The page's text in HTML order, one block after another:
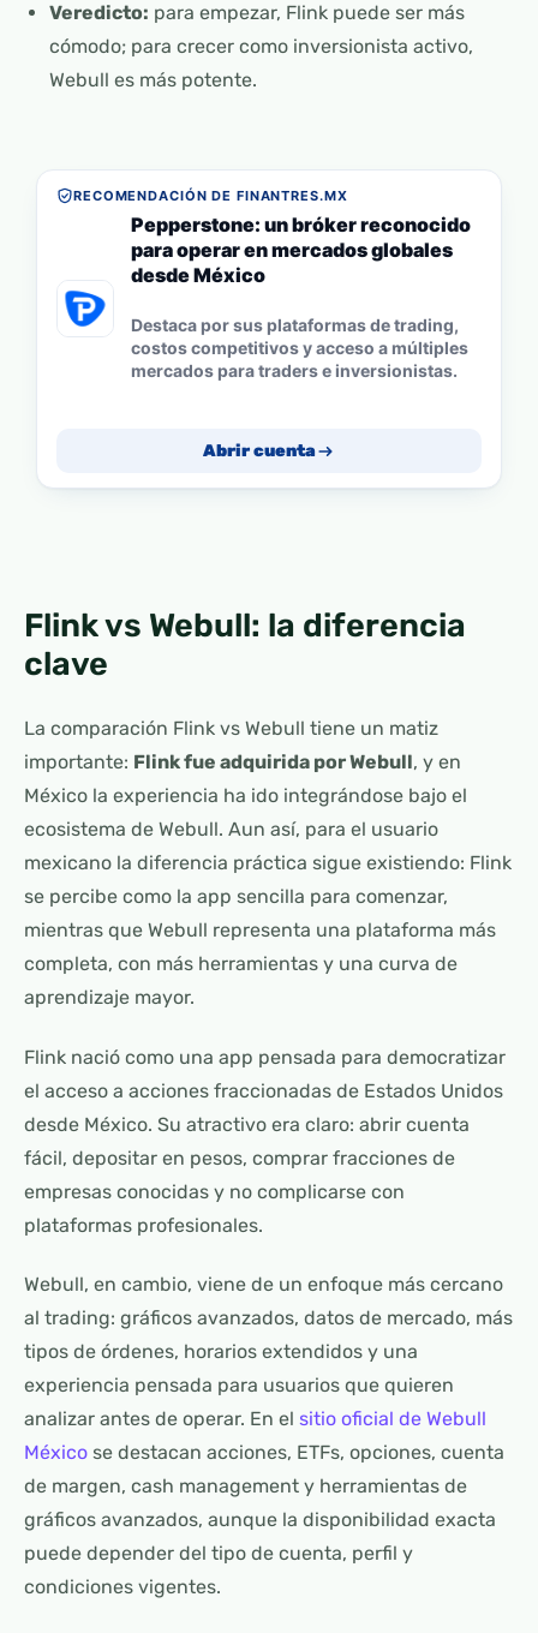
Veredicto: para empezar, Flink puede ser más
cómodo; para crecer como inversionista activo,
Webull es más potente.
RECOMENDACIÓN DE FINANTRES.MX
Pepperstone: un bróker reconocido
para operar en mercados globales
desde México
Destaca por sus plataformas de trading,
costos competitivos y acceso a múltiples
mercados para traders e inversionistas.
Abrir cuenta
Flink vs Webull: la diferencia
clave
La comparación Flink vs Webull tiene un matiz
importante: Flink fue adquirida por Webull, y en
México la experiencia ha ido integrándose bajo el
ecosistema de Webull. Aun así, para el usuario
mexicano la diferencia práctica sigue existiendo: Flink
se percibe como la app sencilla para comenzar,
mientras que Webull representa una plataforma más
completa, con más herramientas y una curva de
aprendizaje mayor.
Flink nació como una app pensada para democratizar
el acceso a acciones fraccionadas de Estados Unidos
desde México. Su atractivo era claro: abrir cuenta
fácil, depositar en pesos, comprar fracciones de
empresas conocidas y no complicarse con
plataformas profesionales.
Webull, en cambio, viene de un enfoque más cercano
al trading: gráficos avanzados, datos de mercado, más
tipos de órdenes, horarios extendidos y una
experiencia pensada para usuarios que quieren
analizar antes de operar. En el sitio oficial de Webull
México se destacan acciones, ETFs, opciones, cuenta
de margen, cash management y herramientas de
gráficos avanzados, aunque la disponibilidad exacta
puede depender del tipo de cuenta, perfil y
condiciones vigentes.